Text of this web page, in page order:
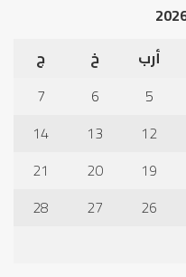
أرب خ
ج
5
6
7
12
13
14
19
20
21
26
27
28